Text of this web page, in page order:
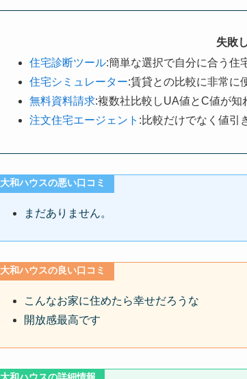
失敗
住宅診断ツール:簡単な選択で自分に合う住
住宅シミュレーター:賃貸との比較に非常に
無料資料請求:複数社比較しUA値とC値が知
注文住宅エージェント :比較だけでなく値引
大和ハウスの悪い口コミ
まだありません。
大和ハウスの良い口コミ
こんなお家に住めたら幸せだろうな
開放感最高です